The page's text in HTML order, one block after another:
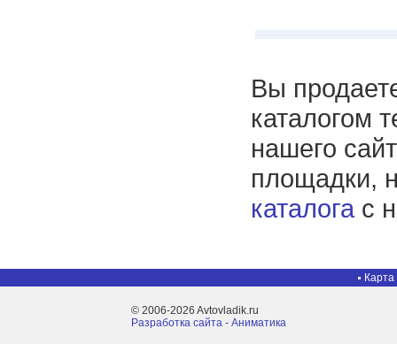
Вы
каталогом
нашего
площадки,
каталога с
Карта
© 2006-2026 Avtovladik.ru
Разработка сайта - Aниматика